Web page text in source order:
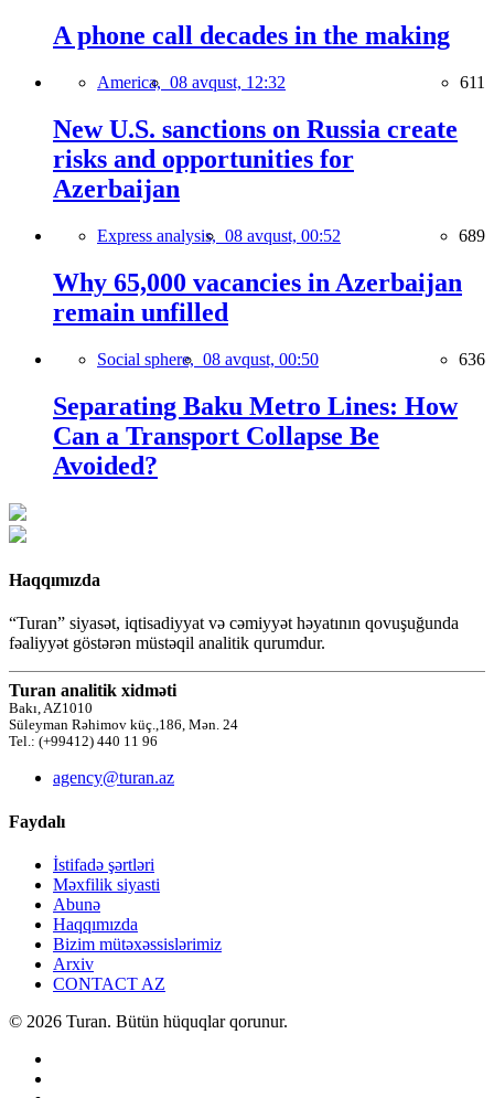
A phone call decades in the making
America, 08 avqust, 12:32 611
New U.S. sanctions on Russia create
risks and opportunities for
Azerbaijan
Express analysis, 08 avqust, 00:52 689
Why 65,000 vacancies in Azerbaijan
remain unfilled
Social sphere, 08 avqust, 00:50 636
Separating Baku Metro Lines: How
Can a Transport Collapse Be
Avoided?
Haqqımızda
“Turan” siyasət, iqtisadiyyat və cəmiyyət həyatının qovuşuğunda
fəaliyyət göstərən müstəqil analitik qurumdur.
Turan analitik xidməti
Bakı, AZ1010
Süleyman Rəhimov küç.,186, Mən. 24
Tel.: (+99412) 440 11 96
agency@turan.az
Faydalı
İstifadə şərtləri
Məxfilik siyasti
Abunə
Haqqımızda
Bizim mütəxəssislərimiz
Arxiv
CONTACT AZ
© 2026 Turan. Bütün hüquqlar qorunur.